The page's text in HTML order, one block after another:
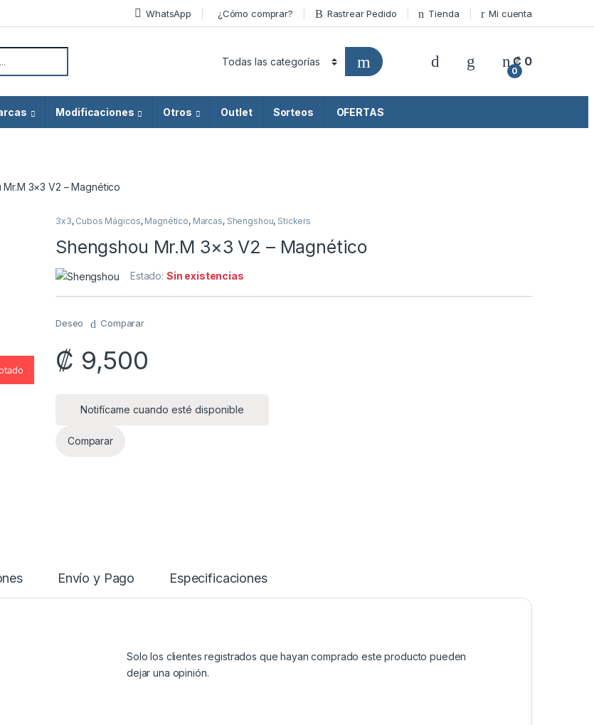
WhatsApp ¿Cómo comprar? Rastrear Pedido Tienda Mi cuenta
0
₡ 0
Modificaciones Otros Outlet Sorteos OFERTAS
3×3 V2 – Magnético
3x3, Cubos Mágicos, Magnético, Marcas, Shengshou, Stickers
Shengshou Mr.M 3×3 V2 – Magnético
Estado: Sin existencias
Deseo Comparar
₡ 9,500
Notifícame cuando esté disponible
Comparar
Envío y Pago Especificaciones
Solo los clientes registrados que hayan comprado este producto pueden
dejar una opinión.